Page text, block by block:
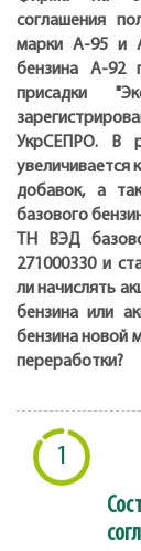
соглашения
марки А-95 и
бензина А-92
присадки
УкрСЕПРО. В
увеличивается
добавок, а
базового
ТН ВЭД
271000330 и
ли начислять
бензина или
бензина новой
переработки?
1